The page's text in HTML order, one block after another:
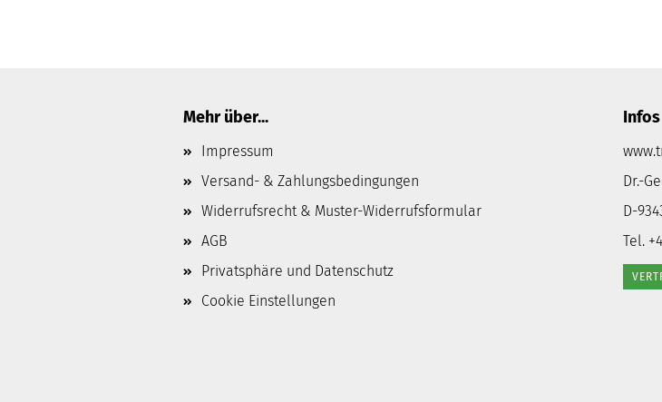
Mehr über...
Impressum
Versand- & Zahlungsbedingungen
Widerrufsrecht & Muster-Widerrufsformular
AGB
Privatsphäre und Datenschutz
Cookie Einstellungen
Infos
Dr.-
D-
Tel.